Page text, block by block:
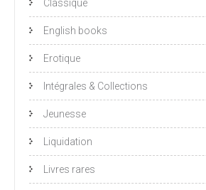
Classique
English books
Erotique
Intégrales & Collections
Jeunesse
Liquidation
Livres rares